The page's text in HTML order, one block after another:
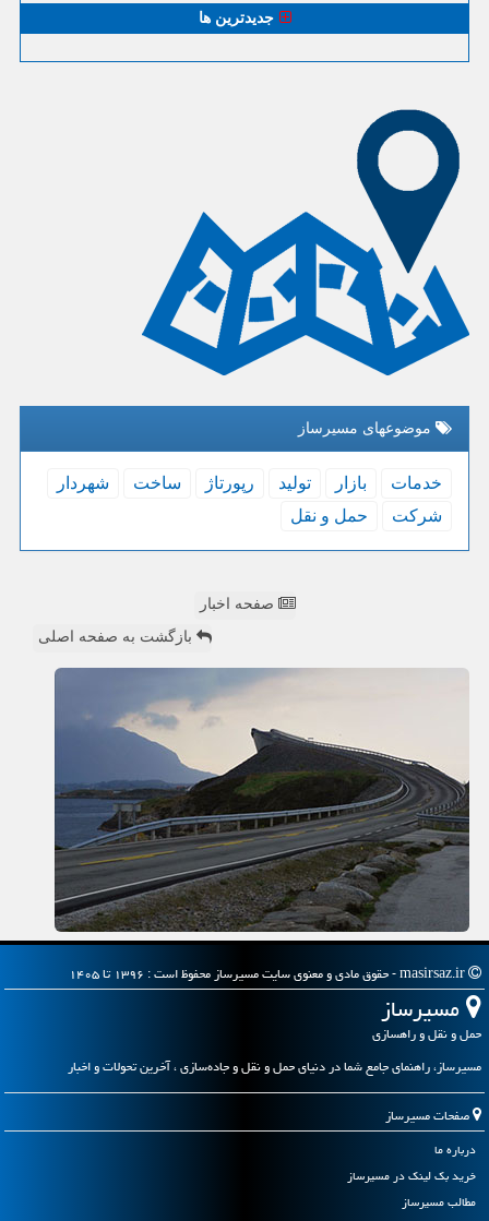
جدیدترین ها
موضوعهای مسیرساز
خدمات بازار تولید رپورتاژ ساخت
شهردار
شركت
حمل و نقل
صفحه اخبار
بازگشت به صفحه اصلی
مسیرساز
حمل و نقل و راهسازی
مسیرساز، راهنمای جامع شما در دنیای حمل و نقل و جاده‌سازی ، آخرین تحولات و اخبار
صفحات مسیرساز
درباره ما
خرید بک لینک در مسیرساز
مطالب مسیرساز